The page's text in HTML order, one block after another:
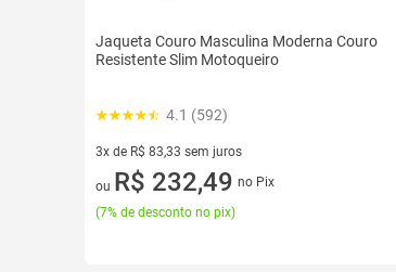
Jaqueta Couro Masculina Moderna Couro
Resistente Slim Motoqueiro
4.1 (592)
3x de R$ 83,33 sem juros
3 vez de R$ 83,33 sem juros
ou R$ 232,49 no Pix
(7% de desconto no pix)